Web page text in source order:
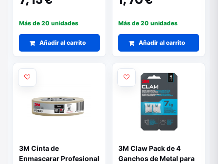
Más de 20 unidades
Añadir al carrito
Más de 20 unidades
Añadir al carrito
3M Cinta de
Enmascarar Profesional
3M Claw Pack de 4
Ganchos de Metal para